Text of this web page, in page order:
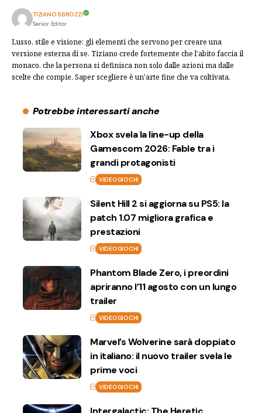
TIZIANO SBROZZI
Senior Editor
Lusso, stile e visione: gli elementi che servono per creare una
versione esterna di se. Tiziano crede fortemente che l'abito faccia il
monaco, che la persona si definisca non solo dalle azioni ma dalle
scelte che compie. Saper scegliere è un'arte fine che va coltivata.
Potrebbe interessarti anche
Xbox svela la line-up della
Gamescom 2026: Fable tra i
grandi protagonisti
VIDEOGIOCHI
Silent Hill 2 si aggiorna su PS5: la
patch 1.07 migliora grafica e
prestazioni
VIDEOGIOCHI
Phantom Blade Zero, i preordini
apriranno l’11 agosto con un lungo
trailer
VIDEOGIOCHI
Marvel’s Wolverine sarà doppiato
in italiano: il nuovo trailer svela le
prime voci
VIDEOGIOCHI